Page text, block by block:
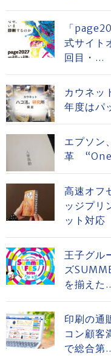
「
式サイト
回目・...
カウネ
年度はパ
エプソン
革 “One
高速オフ
ッジプリ
ット対応
王子グル
ズ
を揃えた
印刷の通
コン顧客
で総合第